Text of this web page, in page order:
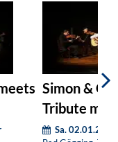
Simon &
Tribute
Sa.